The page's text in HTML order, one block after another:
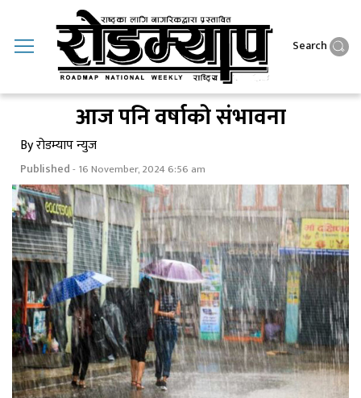
Search
आज पनि वर्षाकाे संभावना
By रोडम्याप न्युज
Published- 16 November, 2024 6:56 am